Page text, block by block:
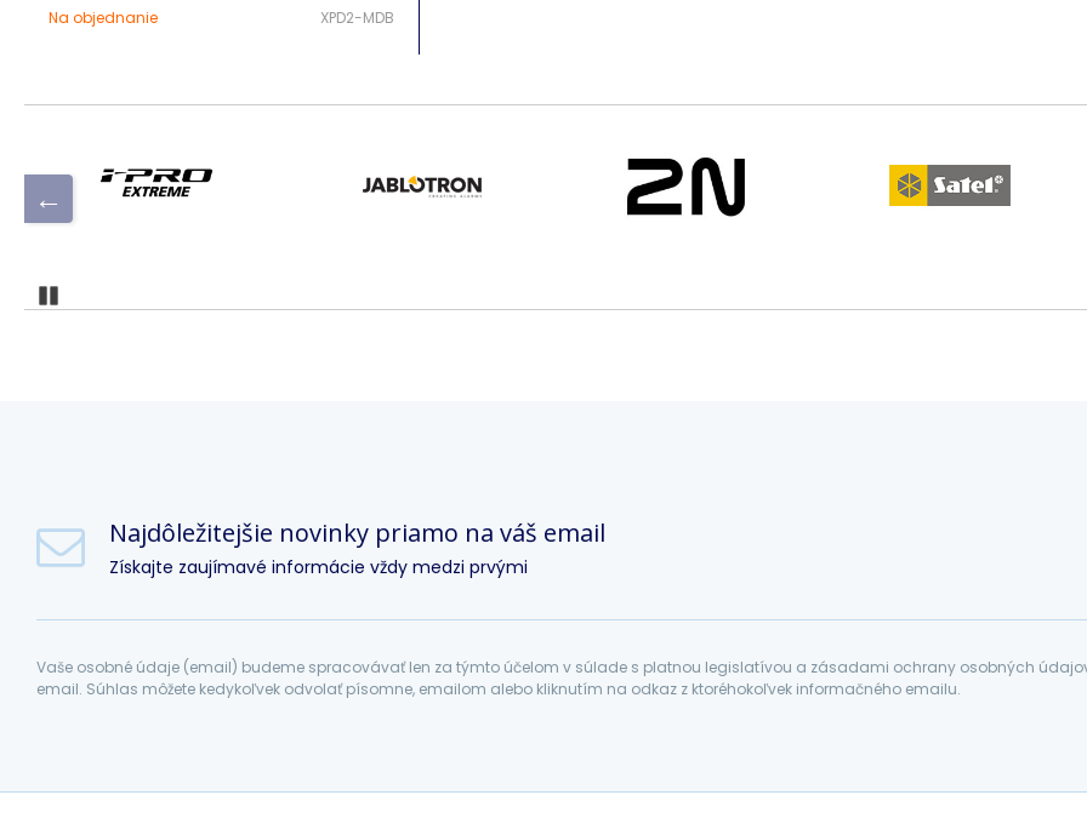
Na objednanie XPD2-MDB
Najdôležitejšie novinky priamo na váš email
Získajte zaujímavé informácie vždy medzi prvými
Vaše osobné údaje (email) budeme spracovávať len za týmto účelom v súlade s platnou legislatívou a zásadami ochrany osobných
email. Súhlas môžete kedykoľvek odvolať písomne, emailom alebo kliknutím na odkaz z ktoréhokoľvek informačného emailu.